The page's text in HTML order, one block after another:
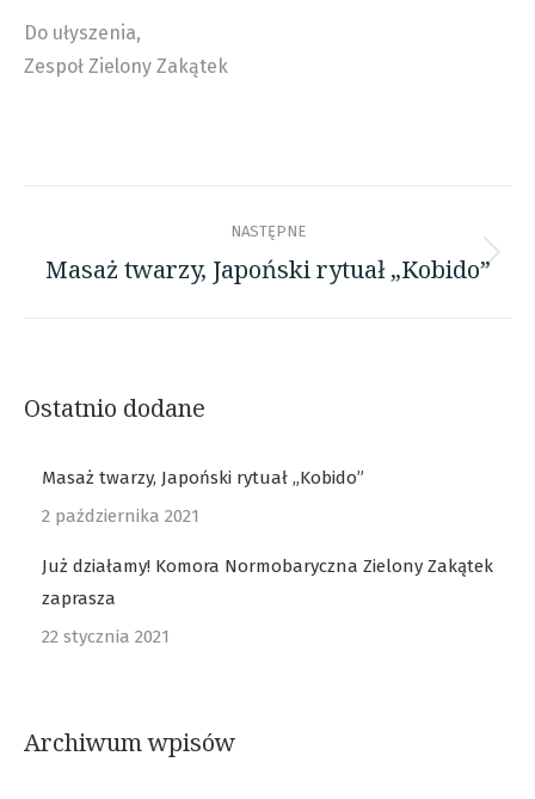
Do ułyszenia,
Zespoł Zielony Zakątek
Nawigacja
wpisów
NASTĘPNE
Następny
Masaż twarzy, Japoński rytuał „Kobido”
Ostatnio dodane
Masaż twarzy, Japoński rytuał „Kobido”
2 października 2021
Już działamy! Komora Normobaryczna Zielony Zakątek
zaprasza
22 stycznia 2021
Archiwum wpisów